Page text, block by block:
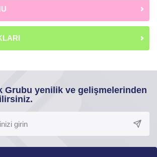
Grubu yenilik ve gelişmelerinden